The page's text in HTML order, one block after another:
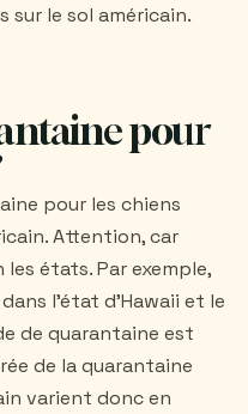
sur le sol américain.
pour
pour les chiens
Attention, car
états. Par exemple,
l’état d’Hawaii et le
de quarantaine est
de la quarantaine
varient donc en